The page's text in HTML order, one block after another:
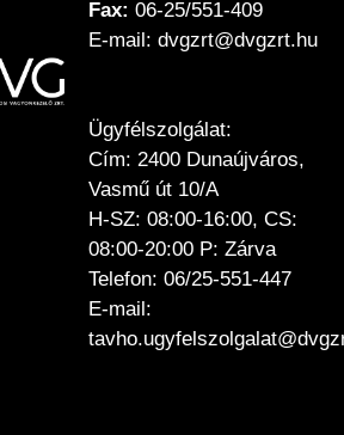
Fax: 06-25/551-409
E-mail: dvgzrt@dvgzrt.hu
Ügyfélszolgálat:
Cím: 2400 Dunaújváros,
Vasmű út 10/A
H-SZ: 08:00-16:00, CS:
08:00-20:00 P: Zárva
Telefon: 06/25-551-447
E-mail: